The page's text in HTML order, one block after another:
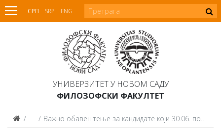
СРП SRP ENG
УНИВЕРЗИТЕТ У НОВОМ САДУ
ФИЛОЗОФСКИ ФАКУЛТЕТ
ВестиВажно обавештење за кандидате који 30.06. полажу пријемни испит за студије ПСИХОЛОГИЈЕ